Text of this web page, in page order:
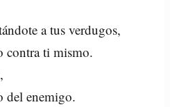
a tus verdugos,
contra ti mismo.
del enemigo.